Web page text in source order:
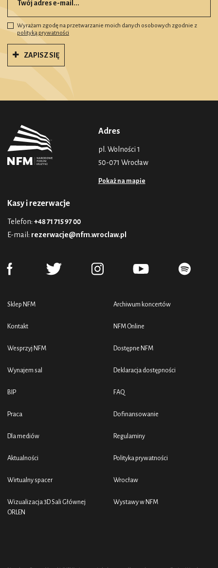
Wyrażam zgodę na przetwarzanie moich danych osobowych zgodnie z
polityką prywatności
ZAPISZ SIĘ
Adres
pl. Wolności 1
50-071 Wrocław
Pokaż na mapie
Kasy i rezerwacje
Telefon: +48 71 715 97 00
E-mail: rezerwacje@nfm.wroclaw.pl
Sklep NFM
Kontakt
Wesprzyj NFM
Wynajem sal
BIP
Praca
Dla mediów
Aktualności
Wirtualny spacer
Wizualizacja 3D Sali Głównej
ORLEN
Archiwum koncertów
NFM Online
Dostępne NFM
Deklaracja dostępności
FAQ
Dofinansowanie
Regulaminy
Polityka prywatności
Wrocław
Wystawy w NFM